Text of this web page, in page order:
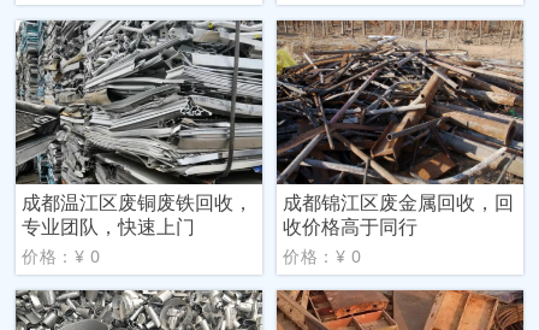
成都温江区废铜废铁回收，
专业团队，快速上门
价格：¥ 0
成都锦江区废金属回收，回
收价格高于同行
价格：¥ 0